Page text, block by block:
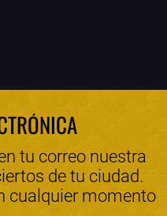
tu correo nuestra
de tu ciudad.
cualquier momento